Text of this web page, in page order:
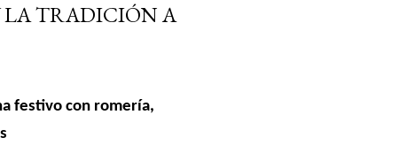
LA TRADICIÓN A
festivo con romería,